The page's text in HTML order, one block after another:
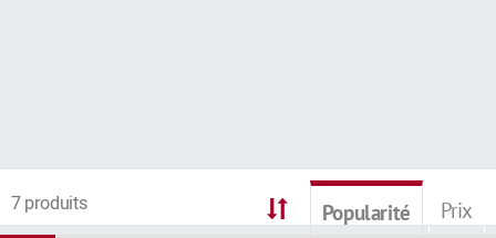
7 produits Popularité Prix